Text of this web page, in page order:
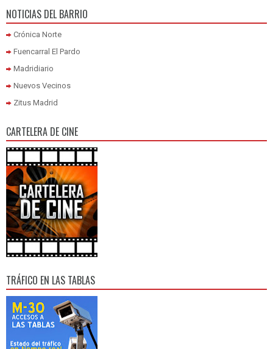
NOTICIAS DEL BARRIO
Crónica Norte
Fuencarral El Pardo
Madridiario
Nuevos Vecinos
Zitus Madrid
CARTELERA DE CINE
TRÁFICO EN LAS TABLAS